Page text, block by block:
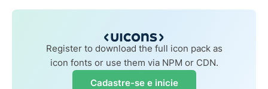
Register to download the full icon pack as
icon fonts or use them via NPM or CDN.
Cadastre-se e inicie